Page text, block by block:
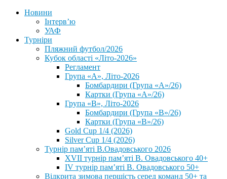
Новини
Інтерв’ю
УАФ
Турніри
Пляжний футбол/2026
Кубок області «Літо-2026»
Регламент
Група «А», Літо-2026
Бомбардири (Група «А»/26)
Картки (Група «А»/26)
Група «В», Літо-2026
Бомбардири (Група «В»/26)
Картки (Група «В»/26)
Gold Cup 1/4 (2026)
Silver Cup 1/4 (2026)
Турнір пам’яті В.Овадовського 2026
XVII турнір пам’яті В. Овадовського 40+
IV турнір пам’яті В. Овадовського 50+
Відкрита зимова першість серед команд 50+ та